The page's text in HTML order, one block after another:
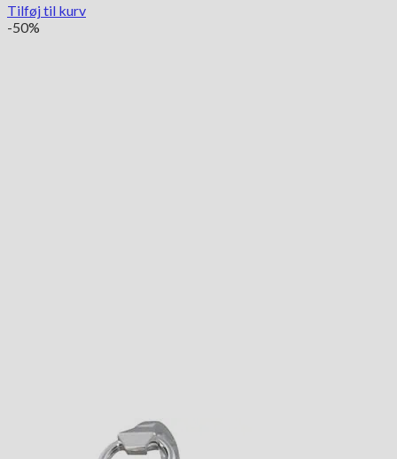
Tilføj til kurv
-50%